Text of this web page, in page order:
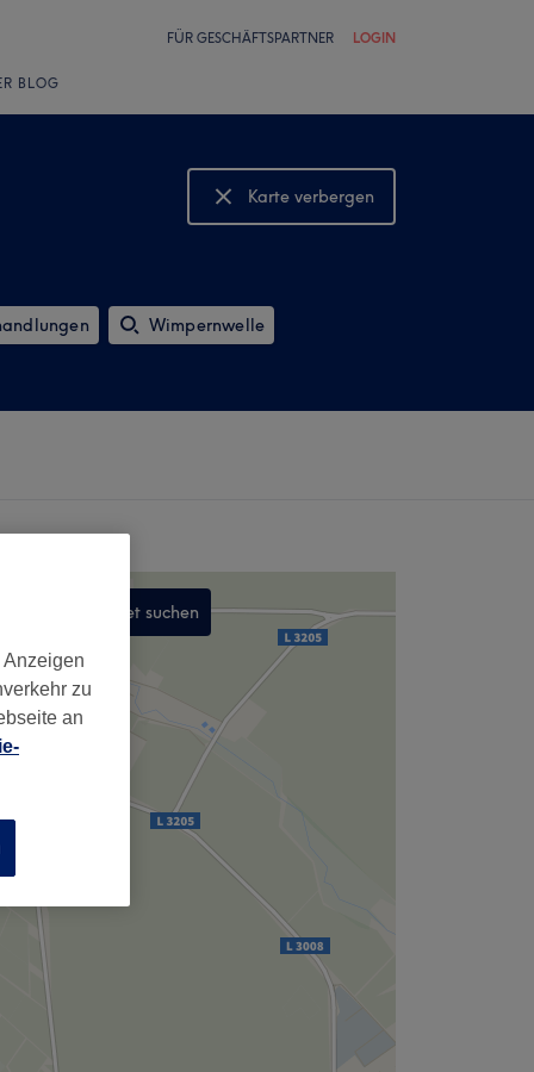
FÜR GESCHÄFTSPARTNER LOGIN
BLOG
Karte verbergen
Karte anzeigen
Wimpernwelle
In diesem Gebiet suchen
zu
an